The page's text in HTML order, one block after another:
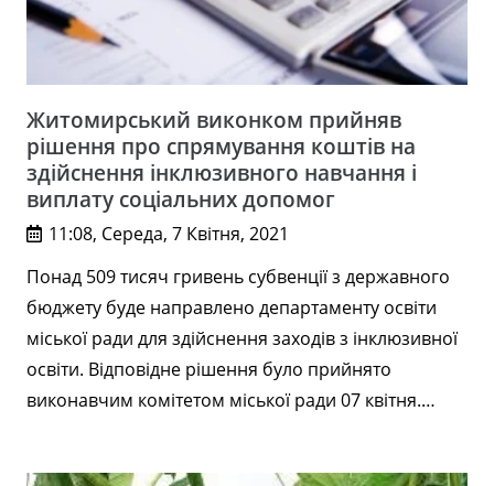
Житомирський виконком прийняв
рішення про спрямування коштів на
здійснення інклюзивного навчання і
виплату соціальних допомог
11:08, Середа, 7 Квітня, 2021
Понад 509 тисяч гривень субвенції з державного
бюджету буде направлено департаменту освіти
міської ради для здійснення заходів з інклюзивної
освіти. Відповідне рішення було прийнято
виконавчим комітетом міської ради 07 квітня.…